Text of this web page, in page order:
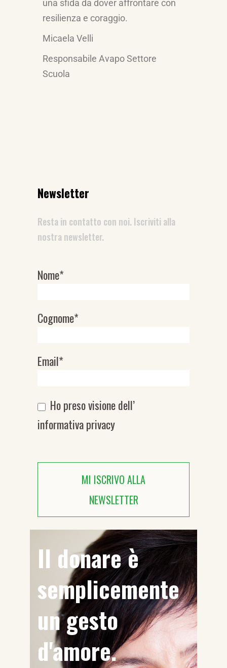
una sfida da dover affrontare con
resilienza e coraggio.
Micaela Velli
Responsabile Avapo Settore
Scuola
Newsletter
Resta in contatto con noi. Iscriviti alla
nostra newsletter.
Newsletter
Nome*
Cognome*
Email*
Ho preso visione dell’
informativa privacy
MI ISCRIVO ALLA
NEWSLETTER
Il donare è
semplicemente
un gesto
d'amore.